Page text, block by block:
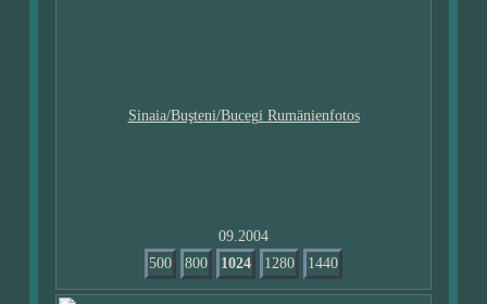
09.2004
500
800 1024 1280 1440